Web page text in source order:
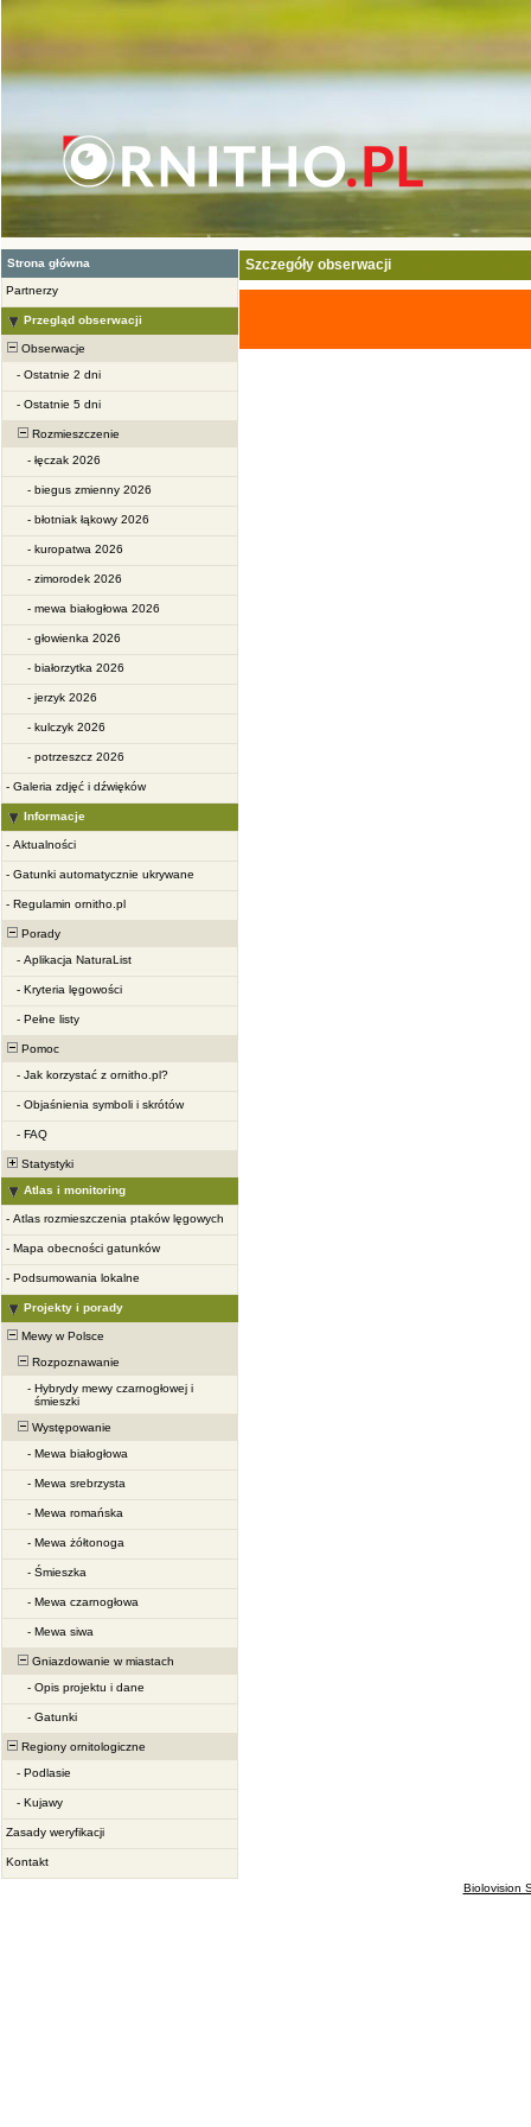
Strona główna
Partnerzy
Przegląd obserwacji
Obserwacje
- Ostatnie 2 dni
- Ostatnie 5 dni
Rozmieszczenie
- łęczak 2026
- biegus zmienny 2026
- błotniak łąkowy 2026
- kuropatwa 2026
- zimorodek 2026
- mewa białogłowa 2026
- głowienka 2026
- białorzytka 2026
- jerzyk 2026
- kulczyk 2026
- potrzeszcz 2026
- Galeria zdjęć i dźwięków
Informacje
- Aktualności
- Gatunki automatycznie ukrywane
- Regulamin ornitho.pl
Porady
- Aplikacja NaturaList
- Kryteria lęgowości
- Pełne listy
Pomoc
- Jak korzystać z ornitho.pl?
- Objaśnienia symboli i skrótów
- FAQ
Statystyki
Atlas i monitoring
- Atlas rozmieszczenia ptaków lęgowych
- Mapa obecności gatunków
- Podsumowania lokalne
Projekty i porady
Mewy w Polsce
Rozpoznawanie
- Hybrydy mewy czarnogłowej i
śmieszki
Występowanie
- Mewa białogłowa
- Mewa srebrzysta
- Mewa romańska
- Mewa żółtonoga
- Śmieszka
- Mewa czarnogłowa
- Mewa siwa
Gniazdowanie w miastach
- Opis projektu i dane
- Gatunki
Regiony ornitologiczne
- Podlasie
- Kujawy
Zasady weryfikacji
Kontakt
Szczegóły obserwacji
Biolovision